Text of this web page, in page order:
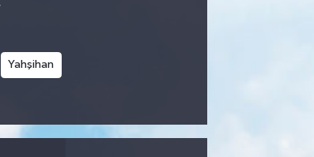
Yahşihan